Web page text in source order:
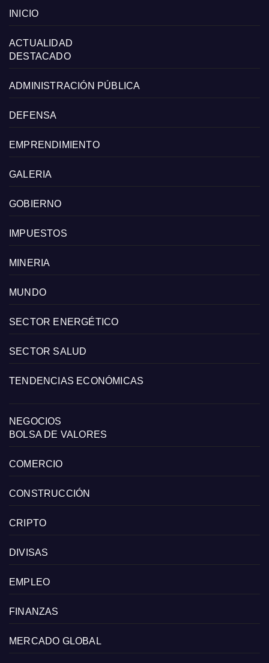
INICIO
ACTUALIDAD
DESTACADO
ADMINISTRACIÓN PÚBLICA
DEFENSA
EMPRENDIMIENTO
GALERIA
GOBIERNO
IMPUESTOS
MINERIA
MUNDO
SECTOR ENERGÉTICO
SECTOR SALUD
TENDENCIAS ECONÓMICAS
NEGOCIOS
BOLSA DE VALORES
COMERCIO
CONSTRUCCIÓN
CRIPTO
DIVISAS
EMPLEO
FINANZAS
MERCADO GLOBAL